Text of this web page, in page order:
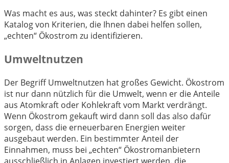
Was macht es aus, was steckt dahinter? Es gibt einen
Katalog von Kriterien, die Ihnen dabei helfen sollen,
„echten“ Ökostrom zu identifizieren.
Umweltnutzen
Der Begriff Umweltnutzen hat großes Gewicht. Ökostrom
ist nur dann nützlich für die Umwelt, wenn er die Anteile
aus Atomkraft oder Kohlekraft vom Markt verdrängt.
Wenn Ökostrom gekauft wird dann soll das also dafür
sorgen, dass die erneuerbaren Energien weiter
ausgebaut werden. Ein bestimmter Anteil der
Einnahmen, muss bei „echten“ Ökostromanbietern